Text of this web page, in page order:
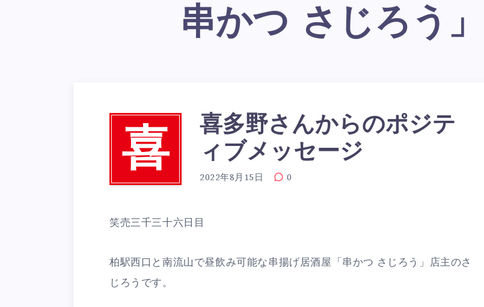
串かつ さじろう」
喜
喜多野さんからのポジテ
ィブメッセージ
2022年8月15日 0
笑売三千三十六日目
柏駅西口と南流山で昼飲み可能な串揚げ居酒屋「串かつ さじろう」店主のさ
じろうです。